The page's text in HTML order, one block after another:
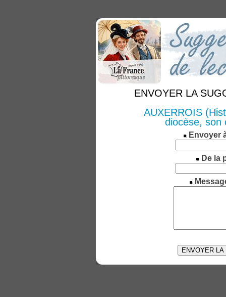
ENVOYER LA
AUXERROIS
diocèse, son
Envoyer
De la